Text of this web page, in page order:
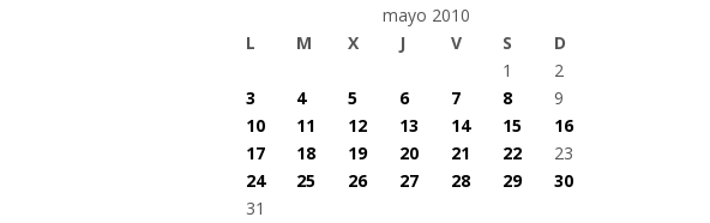
mayo 2010
L
M X J V S
D
1
2
3
4 5 6 7 8
9
10
11 12 13 14 15
16
17
18 19 20 21 22
23
24
25 26 27 28 29
30
31